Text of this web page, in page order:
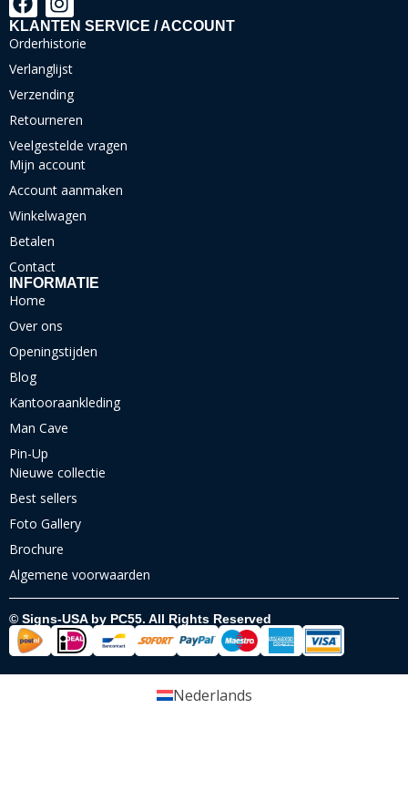
KLANTEN SERVICE / ACCOUNT
Orderhistorie
Verlanglijst
Verzending
Retourneren
Veelgestelde vragen
Mijn account
Account aanmaken
Winkelwagen
Betalen
Contact
INFORMATIE
Home
Over ons
Openingstijden
Blog
Kantooraankleding
Man Cave
Pin-Up
Nieuwe collectie
Best sellers
Foto Gallery
Brochure
Algemene voorwaarden
© Signs-USA by PC55. All Rights Reserved
Nederlands